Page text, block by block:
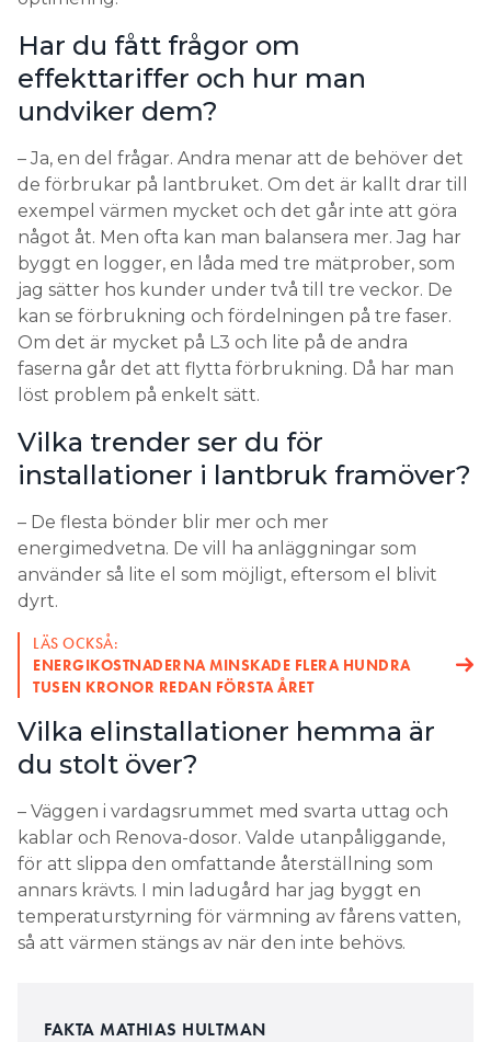
Har du fått frågor om
effekttariffer och hur man
undviker dem?
– Ja, en del frågar. Andra menar att de behöver det
de förbrukar på lantbruket. Om det är kallt drar till
exempel värmen mycket och det går inte att göra
något åt. Men ofta kan man balansera mer. Jag har
byggt en logger, en låda med tre mätprober, som
jag sätter hos kunder under två till tre veckor. De
kan se förbrukning och fördelningen på tre faser.
Om det är mycket på L3 och lite på de andra
faserna går det att flytta förbrukning. Då har man
löst problem på enkelt sätt.
Vilka trender ser du för
installationer i lantbruk framöver?
– De flesta bönder blir mer och mer
energimedvetna. De vill ha anläggningar som
använder så lite el som möjligt, eftersom el blivit
dyrt.
LÄS OCKSÅ:
ENERGIKOSTNADERNA MINSKADE FLERA HUNDRA
TUSEN KRONOR REDAN FÖRSTA ÅRET
Vilka elinstallationer hemma är
du stolt över?
– Väggen i vardagsrummet med svarta uttag och
kablar och Renova-dosor. Valde utanpåliggande,
för att slippa den omfattande återställning som
annars krävts. I min ladugård har jag byggt en
temperaturstyrning för värmning av fårens vatten,
så att värmen stängs av när den inte behövs.
FAKTA MATHIAS HULTMAN